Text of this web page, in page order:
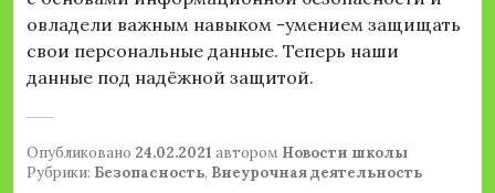
овладели важным навыком -умением защищать
свои персональные данные. Теперь наши
данные под надёжной защитой.
Опубликовано 24.02.2021 автором Новости школы
Рубрики: Безопасность, Внеурочная деятельность